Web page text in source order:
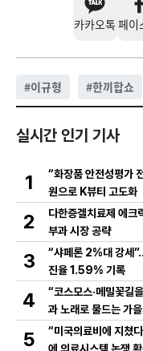
카카오톡 페이
#이규형 #한끼합쇼
실시간 인기 기사
1
“화장품 안전성평가
원으로 K뷰티 고도화
2
다한증겔치료제 에크
부과 시장 공략
3
“샤페론 2%대 강세
진율 1.59% 기록
4
“코스모스·메밀꽃길
과 노래로 물드는 가
5
“미국의료비에 지쳤